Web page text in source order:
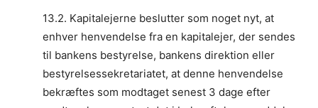
13.2. Kapitalejerne beslutter som noget nyt, at
enhver henvendelse fra en kapitalejer, der sendes
til bankens bestyrelse, bankens direktion eller
bestyrelsessekretariatet, at denne henvendelse
bekræftes som modtaget senest 3 dage efter